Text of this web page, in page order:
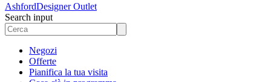
AshfordDesigner Outlet
Search input
Negozi
Offerte
Pianifica la tua visita